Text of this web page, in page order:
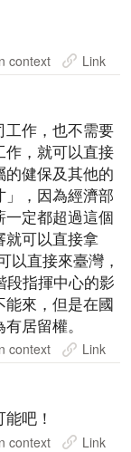
context Link
工作，也不需要
作，就可以直接
健保及其他的
，因為經濟部
一定都超過這個
就可以直接拿
以直接來臺灣，
段指揮中心的影
來，但是在國
居留權。
context Link
吧！
context Link